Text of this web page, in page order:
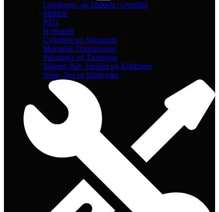
Landbrugs- og Sliddele | Overblik
Sliddele
PTO
Hydraulik
Cylindere og Aktuatorer
Mekanisk Transmission
Pakninger og Tætninger
Slanger, Rør, Ventiler og Koblinger
Wrap, Net og Bindegarn